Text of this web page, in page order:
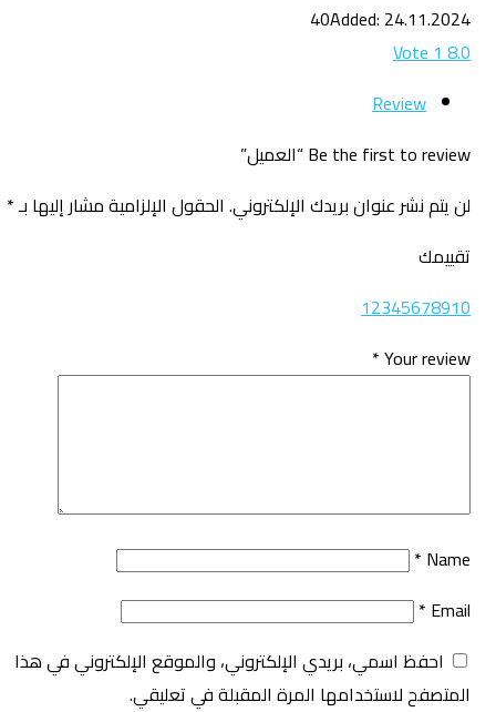
40Added: 24.11.2024
8.0
1
Vote
Review
Be the first to review “العميل”
لن يتم نشر عنوان بريدك الإلكتروني. الحقول الإلزامية مشار إليها بـ*
تقييمك
12345678910
Your review
*
Name
*
Email
*
احفظ اسمي، بريدي الإلكتروني، والموقع الإلكتروني في هذا
المتصفح لاستخدامها المرة المقبلة في تعليقي.